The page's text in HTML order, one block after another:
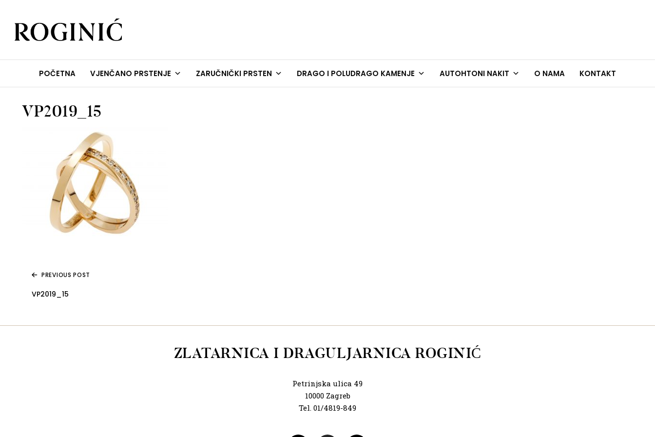
ZLATARNA ROGINIĆ
Zaručničko i vjenčano prstenje
POČETNA VJENČANO PRSTENJE ZARUČNIČKI PRSTEN DRAGO I POLUDRAGO KAMENJE AUTOHTONI NAKIT O NAMA KONTAKT
VP2019_15
PREVIOUS POST
VP2019_15
ZLATARNICA I DRAGULJARNICA ROGINIĆ
Petrinjska ulica 49
10000 Zagreb
Tel. 01/4819-849